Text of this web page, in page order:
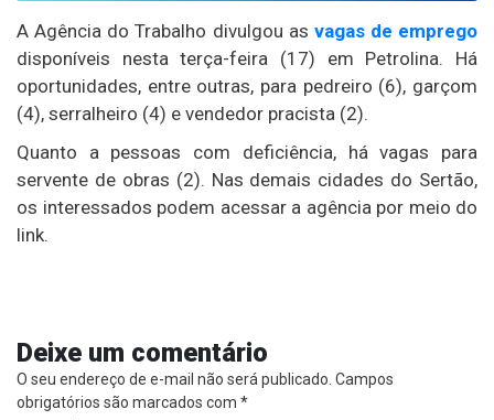
A Agência do Trabalho divulgou as vagas de emprego
disponíveis nesta terça-feira (17) em Petrolina. Há
oportunidades, entre outras, para pedreiro (6), garçom
(4), serralheiro (4) e vendedor pracista (2).
Quanto a pessoas com deficiência, há vagas para
servente de obras (2). Nas demais cidades do Sertão,
os interessados podem acessar a agência por meio do
link.
Deixe um comentário
O seu endereço de e-mail não será publicado. Campos
obrigatórios são marcados com *